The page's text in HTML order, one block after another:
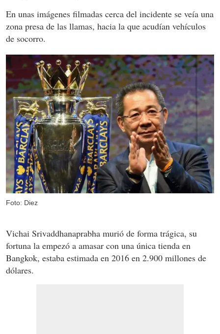
En unas imágenes filmadas cerca del incidente se veía una
zona presa de las llamas, hacia la que acudían vehículos
de socorro.
Foto: Diez
Vichai Srivaddhanaprabha murió de forma trágica, su
fortuna la empezó a amasar con una única tienda en
Bangkok, estaba estimada en 2016 en 2.900 millones de
dólares.